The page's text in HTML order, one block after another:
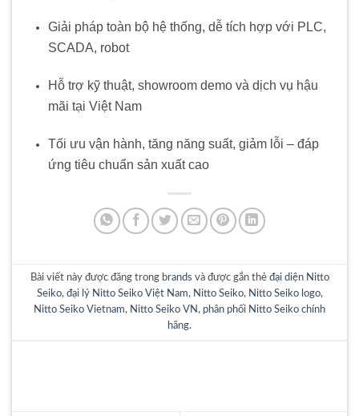
Giải pháp toàn bộ hệ thống, dễ tích hợp với PLC,
SCADA, robot
Hỗ trợ kỹ thuật, showroom demo và dịch vụ hậu
mãi tại Việt Nam
Tối ưu vận hành, tăng năng suất, giảm lỗi – đáp
ứng tiêu chuẩn sản xuất cao
Bài viết này được đăng trong brands và được gắn thẻ đại diện Nitto
Seiko, đại lý Nitto Seiko Việt Nam, Nitto Seiko, Nitto Seiko logo,
Nitto Seiko Vietnam, Nitto Seiko VN , phân phối Nitto Seiko chính
hãng.